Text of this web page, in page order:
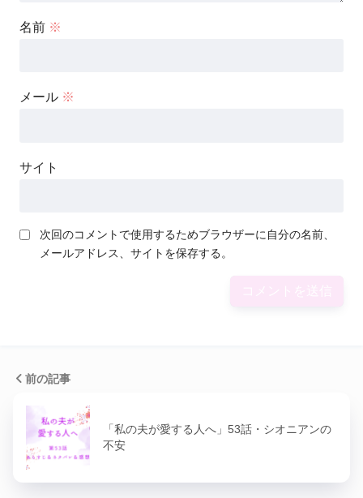
名前 ※
メール ※
サイト
次回のコメントで使用するためブラウザーに自分の名前、
メールアドレス、サイトを保存する。
前の記事
「私の夫が愛する人へ」53話・シオニアンの
不安